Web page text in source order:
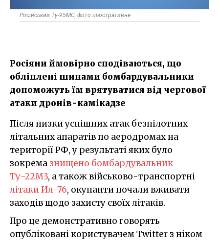
Російський Ту-95МС, фото ілюстративне
Росіяни ймовірно сподіваються, що
обліплені шинами бомбардувальники
допоможуть їм врятуватися від чергової
атаки дронів-камікадзе
Після низки успішних атак безпілотних
літальних апаратів по аеродромах на
території РФ, у результаті яких було
зокрема знищено бомбардувальник
Ту-22М3, а також військово-транспортні
літаки Ил-76, окупанти почали вживати
заходів щодо захисту своїх літаків.
Про це демонстративно говорять
опубліковані користувачем Twitter з ніком